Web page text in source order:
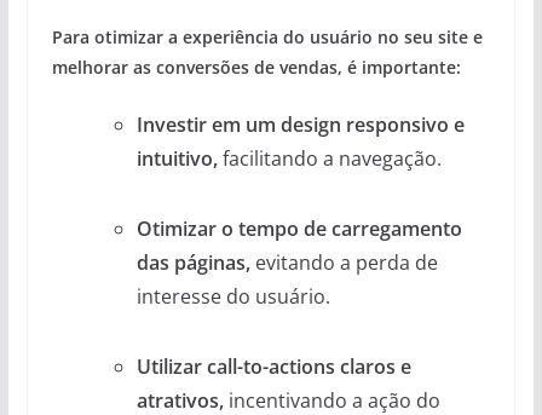
Para otimizar a experiência do usuário no seu site e
melhorar as conversões de vendas, é importante:
Investir em um design responsivo e
intuitivo,facilitando a navegação.
Otimizar o tempo de carregamento
das páginas,evitando a perda de
interesse do usuário.
Utilizar call-to-actions claros e
atrativos,incentivando a ação do